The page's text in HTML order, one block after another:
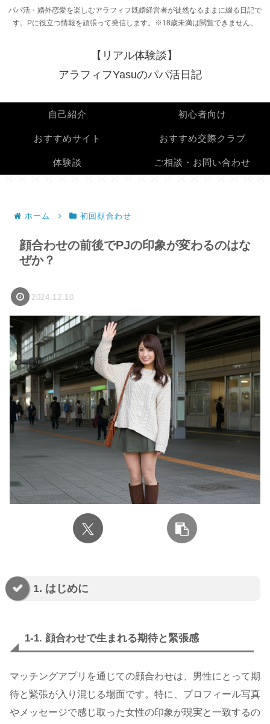
パパ活・婚外恋愛を楽しむアラフィフ既婚経営者が徒然なるままに綴る日記で
す。Pに役立つ情報を頑張って発信します。※18歳未満は閲覧できません。
【リアル体験談】
アラフィフYasuのパパ活日記
自己紹介 初心者向け
おすすめサイト おすすめ交際クラブ
体験談 ご相談・お問い合わせ
ホーム 初回顔合わせ
顔合わせの前後でPJの印象が変わるのはな
ぜか？
2024.12.10
1. はじめに
1-1. 顔合わせで生まれる期待と緊張感
マッチングアプリを通じての顔合わせは、男性にとって期
待と緊張が入り混じる場面です。特に、プロフィール写真
やメッセージで感じ取った女性の印象が現実と一致するの